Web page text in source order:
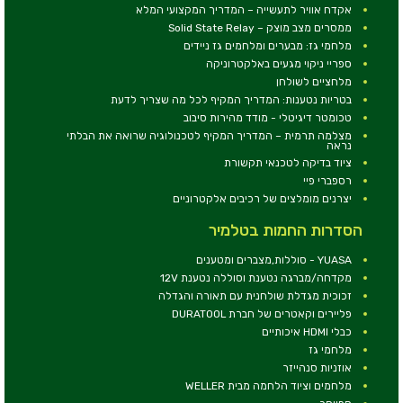
אקדח אוויר לתעשייה – המדריך המקצועי המלא
ממסרים מצב מוצק – Solid State Relay
מלחמי גז: מבערים ומלחמים גז ניידים
ספריי ניקוי מגעים באלקטרוניקה
מלחציים לשולחן
בטריות נטענות: המדריך המקיף לכל מה שצריך לדעת
טכומטר דיגיטלי - מודד מהירות סיבוב
מצלמה תרמית – המדריך המקיף לטכנולוגיה שרואה את הבלתי
נראה
ציוד בדיקה לטכנאי תקשורת
רספברי פיי
יצרנים מומלצים של רכיבים אלקטרוניים
הסדרות החמות בטלמיר
YUASA - סוללות,מצברים ומטענים
מקדחה/מברגה נטענת וסוללה נטענת 12V
זכוכית מגדלת שולחנית עם תאורה והגדלה
פליירים וקאטרים של חברת DURATOOL
כבלי HDMI איכותיים
מלחמי גז
אוזניות סנהייזר
מלחמים וציוד הלחמה מבית WELLER